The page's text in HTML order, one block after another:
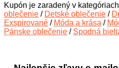
Kupón je zaradený v
oblečenie / Detské oblečenie /
Exspirované / Móda a krása /
Pánske oblečenie / Spodná